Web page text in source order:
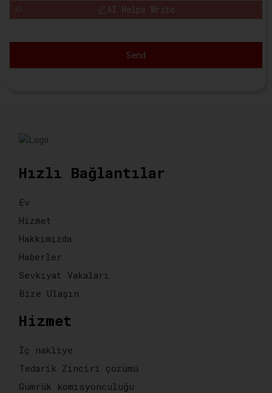
AI Helps Write
Send
Hızlı Bağlantılar
Ev
Hizmet
Hakkımızda
Haberler
Sevkiyat Vakaları
Bize Ulaşın
Hizmet
İç nakliye
Tedarik Zinciri çözümü
Gümrük komisyonculuğu